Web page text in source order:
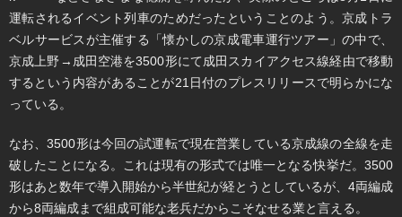
運転されるイベント列車のためだったということのよう。京成トラ
ベルサービスが主催する「懐かしの京成電車運行ツアー」の中で、
京成上野→成田空港を3500形にて成田スカイアクセス線経由で移動
するという内容があることが21日付のプレスリリースで明らかにな
っている。
なお、3500形は今回の試運転で現在営業している京成線の全線を走
破したことになる。これは現有の形式では唯一となる快挙だ。3500
形はあと数年で導入開始から半世紀が経とうとしているが、4両編成
から8両編成まで組成可能な老兵だからこそなせる業と言える。